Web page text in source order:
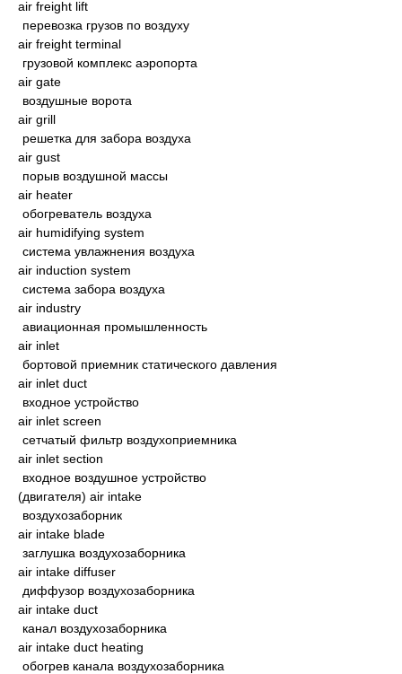
air freight lift
перевозка грузов по воздуху
air freight terminal
грузовой комплекс аэропорта
air gate
воздушные ворота
air grill
решетка для забора воздуха
air gust
порыв воздушной массы
air heater
обогреватель воздуха
air humidifying system
система увлажнения воздуха
air induction system
система забора воздуха
air industry
авиационная промышленность
air inlet
бортовой приемник статического давления
air inlet duct
входное устройство
air inlet screen
сетчатый фильтр воздухоприемника
air inlet section
входное воздушное устройство
(двигателя) air intake
воздухозаборник
air intake blade
заглушка воздухозаборника
air intake diffuser
диффузор воздухозаборника
air intake duct
канал воздухозаборника
air intake duct heating
обогрев канала воздухозаборника